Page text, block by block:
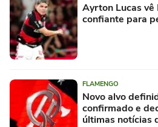
Ayrton Lucas vê
confiante para
FLAMENGO
Novo alvo
confirmado e
últimas notícias